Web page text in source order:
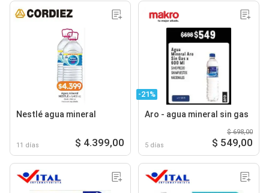
Nestlé agua mineral
11 días $ 4.399,00
-21%
Aro - agua mineral sin gas
5 días
$ 698,00
$ 549,00